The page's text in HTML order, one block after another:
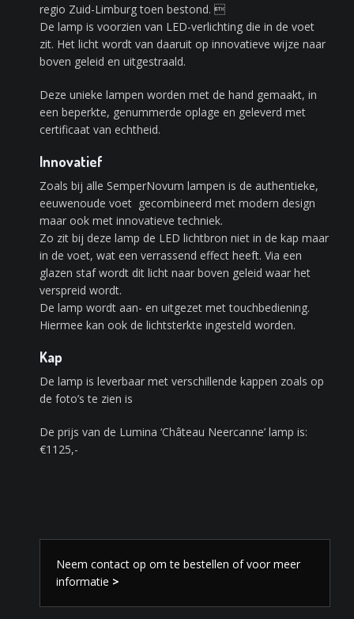
regio Zuid-Limburg toen bestond. 
De lamp is voorzien van LED-verlichting die in de voet
zit. Het licht wordt van daaruit op innovatieve wijze naar
boven geleid en uitgestraald.
Deze unieke lampen worden met de hand gemaakt, in
een beperkte, genummerde oplage en geleverd met
certificaat van echtheid.
Innovatief
Zoals bij alle SemperNovum lampen is de authentieke,
eeuwenoude voet gecombineerd met modern design
maar ook met innovatieve techniek.
Zo zit bij deze lamp de LED lichtbron niet in de kap maar
in de voet, wat een verrassend effect heeft. Via een
glazen staf wordt dit licht naar boven geleid waar het
verspreid wordt.
De lamp wordt aan- en uitgezet met touchbediening.
Hiermee kan ook de lichtsterkte ingesteld worden.
Kap
De lamp is leverbaar met verschillende kappen zoals op
de foto’s te zien is
De prijs van de Lumina ‘Château Neercanne’ lamp is:
€1125,-
Neem contact op om te bestellen of voor meer
informatie >